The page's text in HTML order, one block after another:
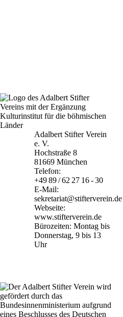
Adalbert Stifter Verein
e. V.
Hochstraße 8
81669 München
Telefon:
+49 89 / 62 27 16 - 30
E-Mail:
sekretariat@stifterverein.de
Webseite:
www.stifterverein.de
Bürozeiten: Montag bis
Donnerstag, 9 bis 13
Uhr